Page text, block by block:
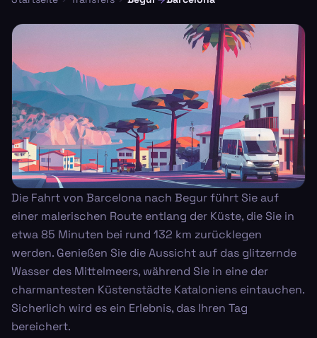
Die Fahrt von Barcelona nach Begur führt Sie auf
einer malerischen Route entlang der Küste, die Sie in
etwa 85 Minuten bei rund 132 km zurücklegen
werden. Genießen Sie die Aussicht auf das glitzernde
Wasser des Mittelmeers, während Sie in eine der
charmantesten Küstenstädte Kataloniens eintauchen.
Sicherlich wird es ein Erlebnis, das Ihren Tag
bereichert.